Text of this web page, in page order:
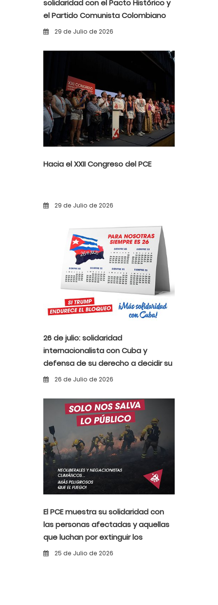
solidaridad con el Pacto Histórico y
el Partido Comunista Colombiano
ante la alerta democrática y la
29 de Julio de 2026
Hacia el XXII Congreso del PCE
29 de Julio de 2026
26 de julio: solidaridad
internacionalista con Cuba y
defensa de su derecho a decidir su
propio destino
26 de Julio de 2026
El PCE muestra su solidaridad con
las personas afectadas y aquellas
que luchan por extinguir los
incendios
25 de Julio de 2026